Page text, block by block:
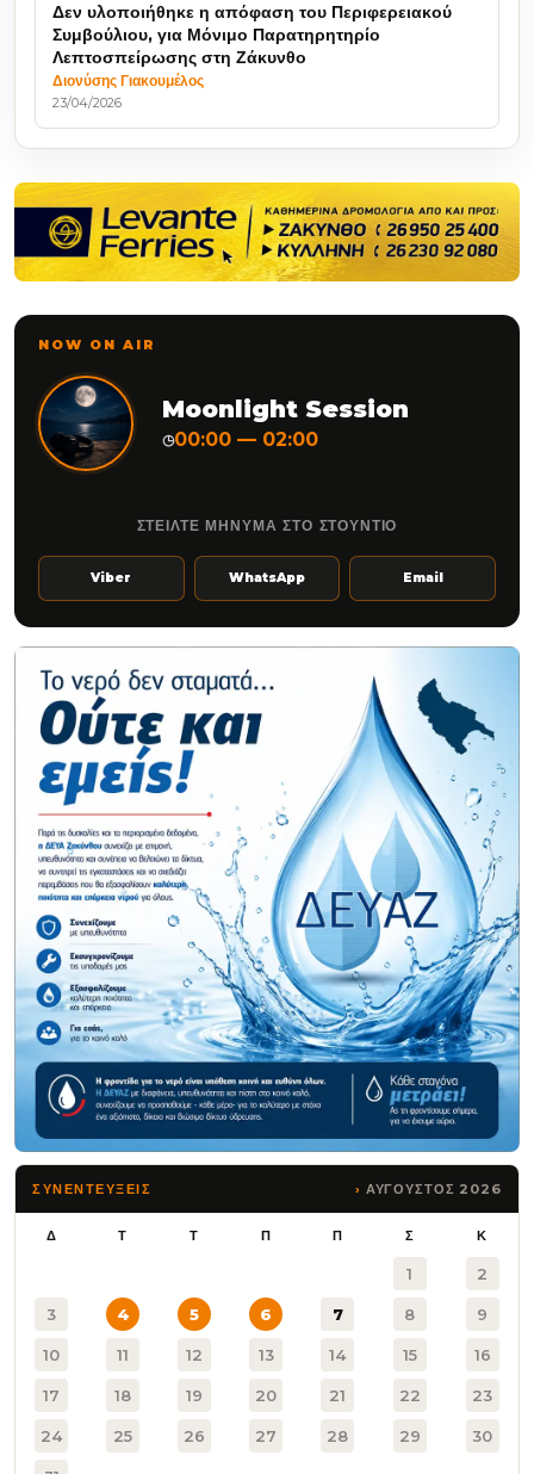
Δεν υλοποιήθηκε η απόφαση του Περιφερειακού
Συμβούλιου, για Μόνιμο Παρατηρητηρίο
Λεπτοσπείρωσης στη Ζάκυνθο
Διονύσης Γιακουμέλος
23/04/2026
NOW ON AIR
Moonlight Session
◷00:00 — 02:00
ΣΤΕΙΛΤΕ ΜΗΝΥΜΑ ΣΤΟ ΣΤΟΥΝΤΙΟ
Viber WhatsApp Email
ΣΥΝΕΝΤΕΥΞΕΙΣ ΑΥΓΟΥΣΤΟΣ 2026
Δ Τ Τ Π Π Σ Κ
1 2
3 4 5 6 7 8 9
10 11 12 13 14 15 16
17 18 19 20 21 22 23
24 25 26 27 28 29 30